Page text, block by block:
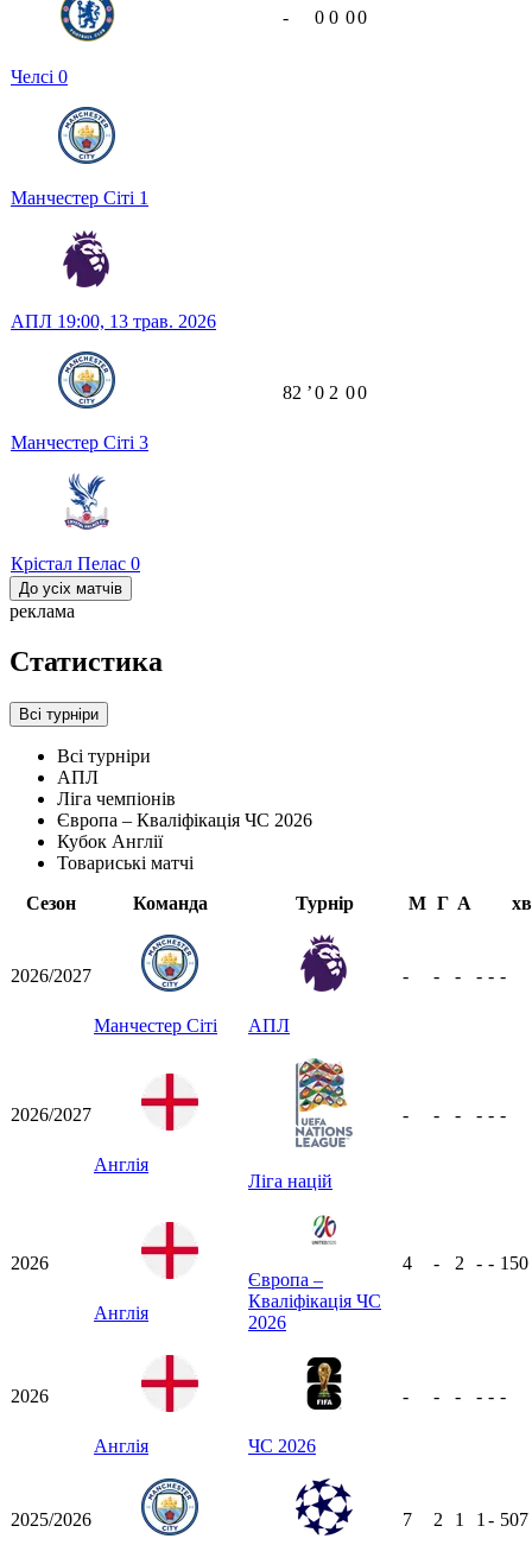
Челсі 0
Манчестер Сіті 1
- 0 0 00
АПЛ 19:00, 13 трав. 2026
Манчестер Сіті 3
Крістал Пелас 0
82 ʼ0 2 00
До усіх матчів
реклама
Статистика
Всі турніри
Всі турніри
АПЛ
Ліга чемпіонів
Європа – Кваліфікація ЧС 2026
Кубок Англії
Товариські матчі
Сезон
Команда Турнір М Г А хв
2026/2027
Манчестер Сіті АПЛ
- - - - - -
2026/2027
Англія
Ліга націй
- - - - - -
2026
Англія
Європа –
Кваліфікація ЧС
2026
4 - 2 - - 150
2026
Англія ЧС 2026
- - - - - -
2025/2026 7 2 1 1 - 507